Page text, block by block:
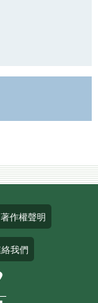
著作權聲明
我們